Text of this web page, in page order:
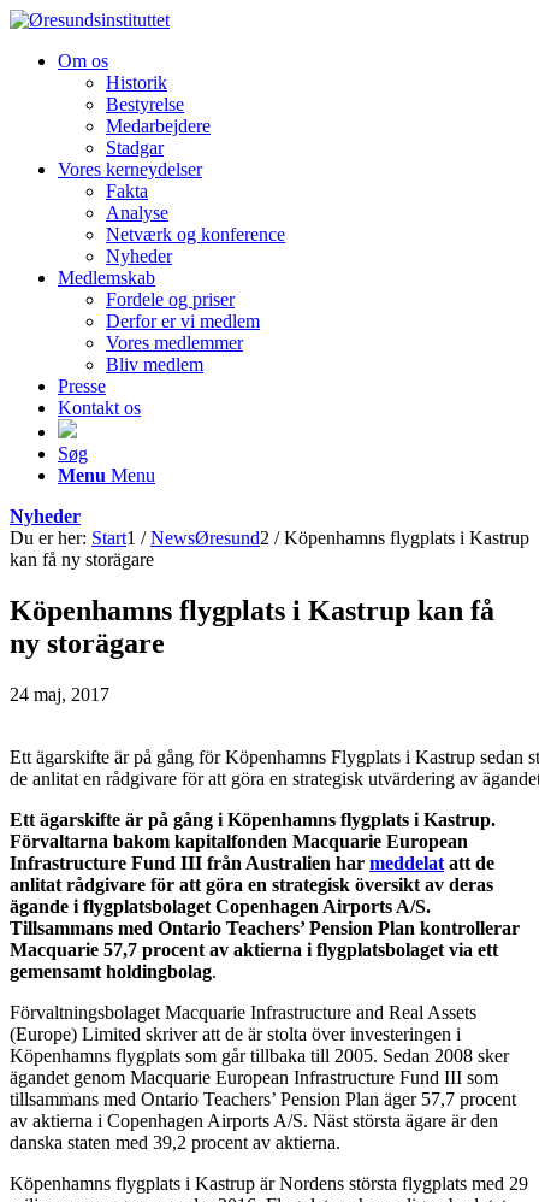
Om os
Historik
Bestyrelse
Medarbejdere
Stadgar
Vores kerneydelser
Fakta
Analyse
Netværk og konference
Nyheder
Medlemskab
Fordele og priser
Derfor er vi medlem
Vores medlemmer
Bliv medlem
Presse
Kontakt os
Søg
Menu Menu
Nyheder
Du er her: Start1 / NewsØresund2 / Köpenhamns flygplats i Kastrup
kan få ny storägare
Köpenhamns flygplats i Kastrup kan få
ny storägare
24 maj, 2017
Ett ägarskifte är på gång för Köpenhamns Flygplats i Kastrup sedan
de anlitat en rådgivare för att göra en strategisk utvärdering av
Ett ägarskifte är på gång i Köpenhamns flygplats i Kastrup.
Förvaltarna bakom kapitalfonden Macquarie European
Infrastructure Fund III från Australien har meddelat att de
anlitat rådgivare för att göra en strategisk översikt av deras
ägande i flygplatsbolaget Copenhagen Airports A/S.
Tillsammans med Ontario Teachers’ Pension Plan kontrollerar
Macquarie 57,7 procent av aktierna i flygplatsbolaget via ett
gemensamt holdingbolag.
Förvaltningsbolaget Macquarie Infrastructure and Real Assets
(Europe) Limited skriver att de är stolta över investeringen i
Köpenhamns flygplats som går tillbaka till 2005. Sedan 2008 sker
ägandet genom Macquarie European Infrastructure Fund III som
tillsammans med Ontario Teachers’ Pension Plan äger 57,7 procent
av aktierna i Copenhagen Airports A/S. Näst största ägare är den
danska staten med 39,2 procent av aktierna.
Köpenhamns flygplats i Kastrup är Nordens största flygplats med 29